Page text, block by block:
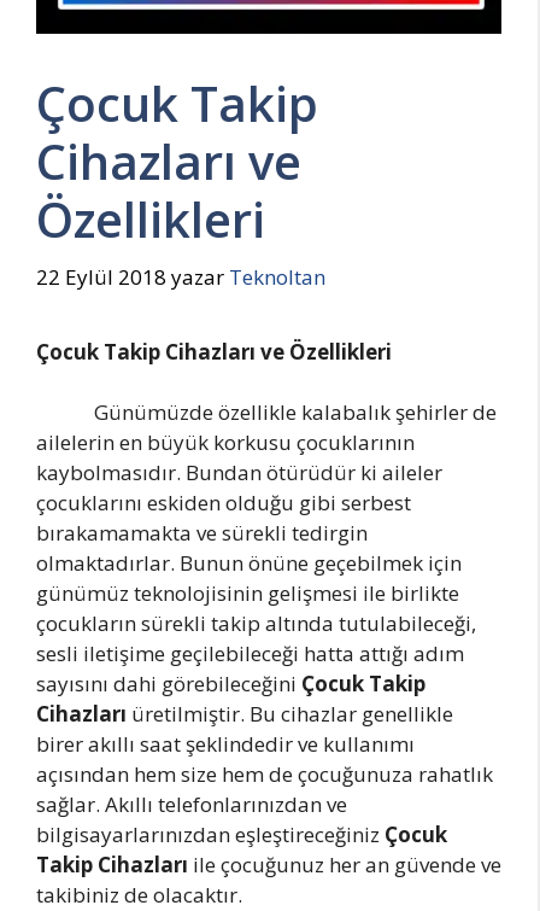
Çocuk Takip
Cihazları ve
Özellikleri
22 Eylül 2018 yazar Teknoltan
Çocuk Takip Cihazları ve Özellikleri
Günümüzde özellikle kalabalık şehirler de
ailelerin en büyük korkusu çocuklarının
kaybolmasıdır. Bundan ötürüdür ki aileler
çocuklarını eskiden olduğu gibi serbest
bırakamamakta ve sürekli tedirgin
olmaktadırlar. Bunun önüne geçebilmek için
günümüz teknolojisinin gelişmesi ile birlikte
çocukların sürekli takip altında tutulabileceği,
sesli iletişime geçilebileceği hatta attığı adım
sayısını dahi görebileceğini Çocuk Takip
Cihazları üretilmiştir. Bu cihazlar genellikle
birer akıllı saat şeklindedir ve kullanımı
açısından hem size hem de çocuğunuza rahatlık
sağlar. Akıllı telefonlarınızdan ve
bilgisayarlarınızdan eşleştireceğiniz Çocuk
Takip Cihazları ile çocuğunuz her an güvende ve
takibiniz de olacaktır.